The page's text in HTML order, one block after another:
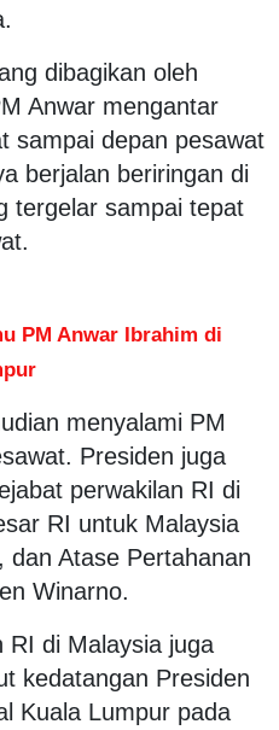
dibagikan oleh
Anwar mengantar
sampai depan pesawat
berjalan beriringan di
tergelar sampai tepat
PM Anwar Ibrahim di
menyalami PM
Presiden juga
perwakilan RI di
RI untuk Malaysia
dan Atase Pertahanan
Winarno.
RI di Malaysia juga
kedatangan Presiden
Kuala Lumpur pada